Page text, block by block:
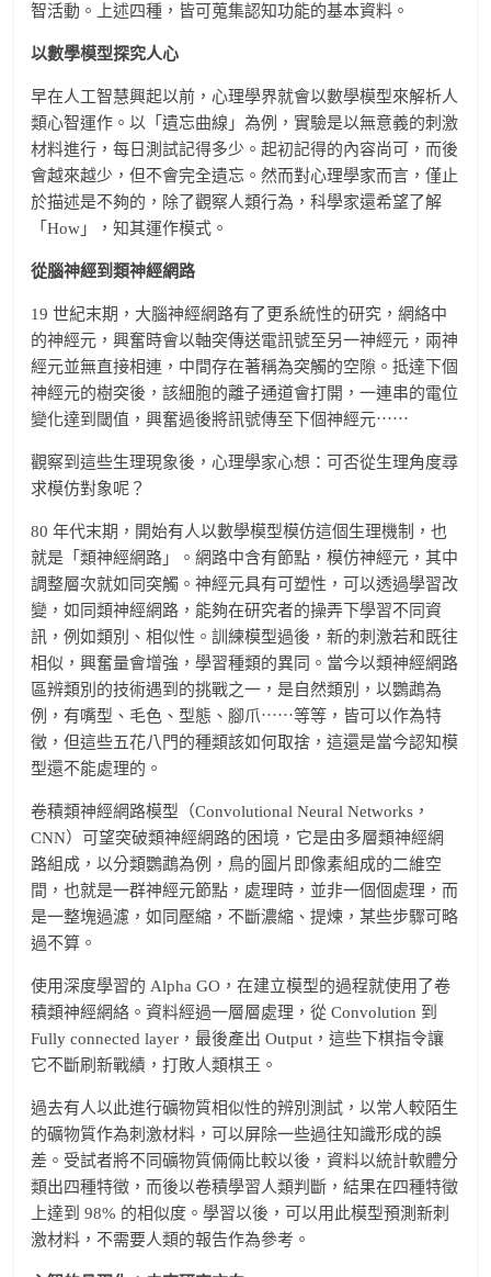
智活動。上述四種，皆可蒐集認知功能的基本資料。
以數學模型探究人心
早在人工智慧興起以前，心理學界就會以數學模型來解析人
類心智運作。以「遺忘曲線」為例，實驗是以無意義的刺激
材料進行，每日測試記得多少。起初記得的內容尚可，而後
會越來越少，但不會完全遺忘。然而對心理學家而言，僅止
於描述是不夠的，除了觀察人類行為，科學家還希望了解
「How」，知其運作模式。
從腦神經到類神經網路
19 世紀末期，大腦神經網路有了更系統性的研究，網絡中
的神經元，興奮時會以軸突傳送電訊號至另一神經元，兩神
經元並無直接相連，中間存在著稱為突觸的空隙。抵達下個
神經元的樹突後，該細胞的離子通道會打開，一連串的電位
變化達到閾值，興奮過後將訊號傳至下個神經元⋯⋯
觀察到這些生理現象後，心理學家心想：可否從生理角度尋
求模仿對象呢？
80 年代末期，開始有人以數學模型模仿這個生理機制，也
就是「類神經網路」。網路中含有節點，模仿神經元，其中
調整層次就如同突觸。神經元具有可塑性，可以透過學習改
變，如同類神經網路，能夠在研究者的操弄下學習不同資
訊，例如類別、相似性。訓練模型過後，新的刺激若和既往
相似，興奮量會增強，學習種類的異同。當今以類神經網路
區辨類別的技術遇到的挑戰之一，是自然類別，以鸚鵡為
例，有嘴型、毛色、型態、腳爪⋯⋯等等，皆可以作為特
徵，但這些五花八門的種類該如何取捨，這還是當今認知模
型還不能處理的。
卷積類神經網路模型（Convolutional Neural Networks，
CNN）可望突破類神經網路的困境，它是由多層類神經網
路組成，以分類鸚鵡為例，鳥的圖片即像素組成的二維空
間，也就是一群神經元節點，處理時，並非一個個處理，而
是一整塊過濾，如同壓縮，不斷濃縮、提煉，某些步驟可略
過不算。
使用深度學習的 Alpha GO，在建立模型的過程就使用了卷
積類神經網絡。資料經過一層層處理，從 Convolution 到
Fully connected layer，最後產出 Output，這些下棋指令讓
它不斷刷新戰績，打敗人類棋王。
過去有人以此進行礦物質相似性的辨別測試，以常人較陌生
的礦物質作為刺激材料，可以屏除一些過往知識形成的誤
差。受試者將不同礦物質倆倆比較以後，資料以統計軟體分
類出四種特徵，而後以卷積學習人類判斷，結果在四種特徵
上達到 98% 的相似度。學習以後，可以用此模型預測新刺
激材料，不需要人類的報告作為參考。